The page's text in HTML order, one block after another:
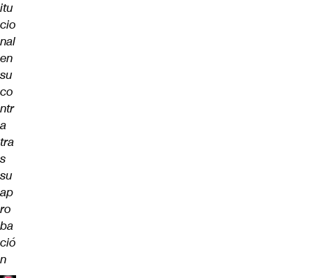
itu
cio
nal
en
su
co
ntr
a
tra
s
su
ap
ro
ba
ció
n